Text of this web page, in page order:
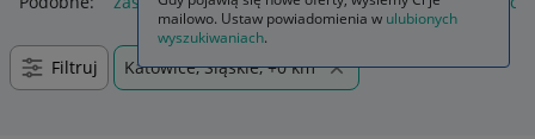
Filtruj Katowice, Śląskie, +0 km
mailowo. Ustaw powiadomienia w ulubionych
wyszukiwaniach.